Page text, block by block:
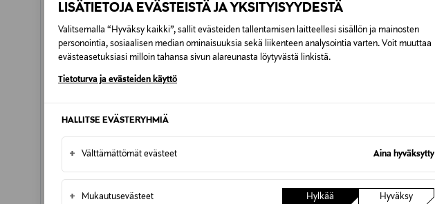
LISÄTIETOJA EVÄSTEISTÄ JA YKSITYISYYDESTÄ
Valitsemalla “Hyväksy kaikki”, sallit evästeiden tallentamisen laitteellesi sisällön ja mainosten
personointia, sosiaalisen median ominaisuuksia sekä liikenteen analysointia varten. Voit muuttaa
evästeasetuksiasi milloin tahansa sivun alareunasta löytyvästä linkistä.
Tietoturva ja evästeiden käyttö
HALLITSE EVÄSTERYHMIÄ
+ Välttämättömät evästeet Aina hyväksytty
+ Mukautusevästeet Hylkää Hyväksy
CLARINS
Sun Face Dry Touch Sun Care Cream SPF
NAKOA
Naomi Dress, Desert Sage